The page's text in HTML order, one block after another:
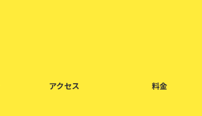
アクセス 料金